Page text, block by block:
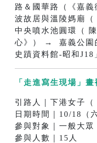
路＆國華路（《嘉
波故居與溫陵媽廟
中央噴水池圓環（
心》） → 嘉義公園
史蹟資料館-昭和J18
「走進寫生現場」畫
引路人｜下港女子（
日期時間｜10/18（
參與對象｜一般大眾
參與人數｜15人